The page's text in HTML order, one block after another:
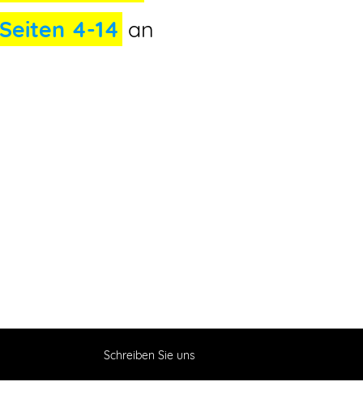
4-14 an
Schreiben Sie uns